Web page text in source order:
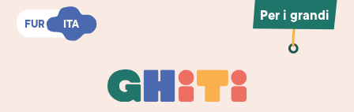
FUR ITA
FUR ITA
Ghiti
Per i grandi